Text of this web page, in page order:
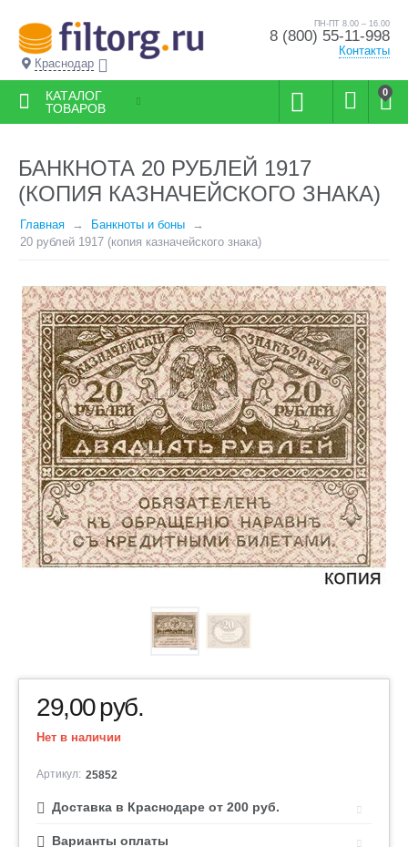
Краснодар
ПН-ПТ 8.00 – 16.00
8 (800) 55-11-998
Контакты
0
КАТАЛОГ
ТОВАРОВ
БАНКНОТА 20 РУБЛЕЙ 1917
(КОПИЯ КАЗНАЧЕЙСКОГО ЗНАКА)
Главная
Банкноты и боны
20 рублей 1917 (копия казначейского знака)
29,00руб.
Нет в наличии
Артикул: 25852
Доставка в Краснодаре от 200 руб.
Варианты оплаты